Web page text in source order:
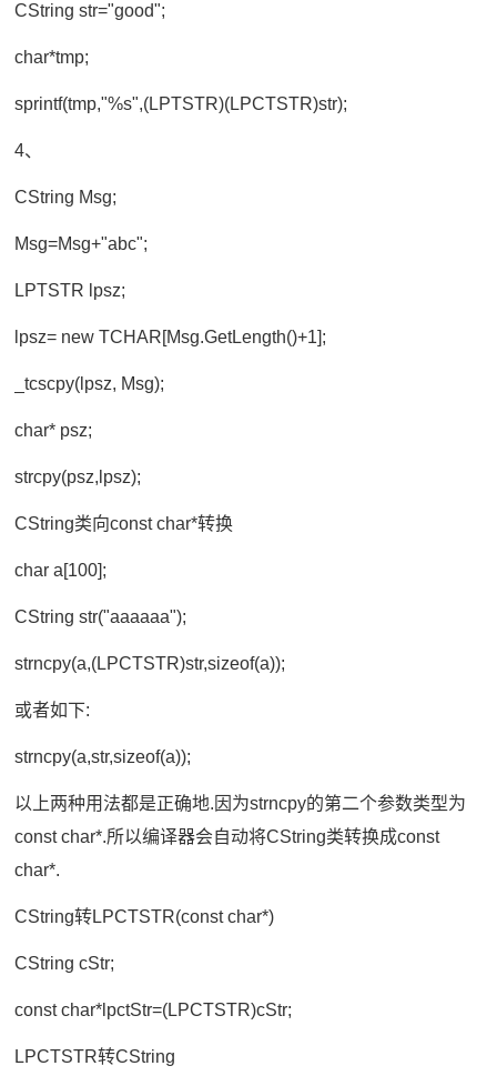
CString str="good";
char*tmp;
sprintf(tmp,"%s",(LPTSTR)(LPCTSTR)str);
4、
CString Msg;
Msg=Msg+"abc";
LPTSTR lpsz;
lpsz= new TCHAR[Msg.GetLength()+1];
_tcscpy(lpsz, Msg);
char* psz;
strcpy(psz,lpsz);
CString类向const char*转换
char a[100];
CString str("aaaaaa");
strncpy(a,(LPCTSTR)str,sizeof(a));
或者如下:
strncpy(a,str,sizeof(a));
以上两种用法都是正确地.因为strncpy的第二个参数类型为
const char*.所以编译器会自动将CString类转换成const
char*.
CString转LPCTSTR(const char*)
CString cStr;
const char*lpctStr=(LPCTSTR)cStr;
LPCTSTR转CString